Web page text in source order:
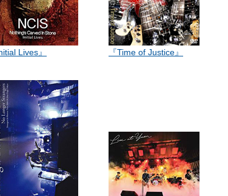
Lives』 『Time of Justice』